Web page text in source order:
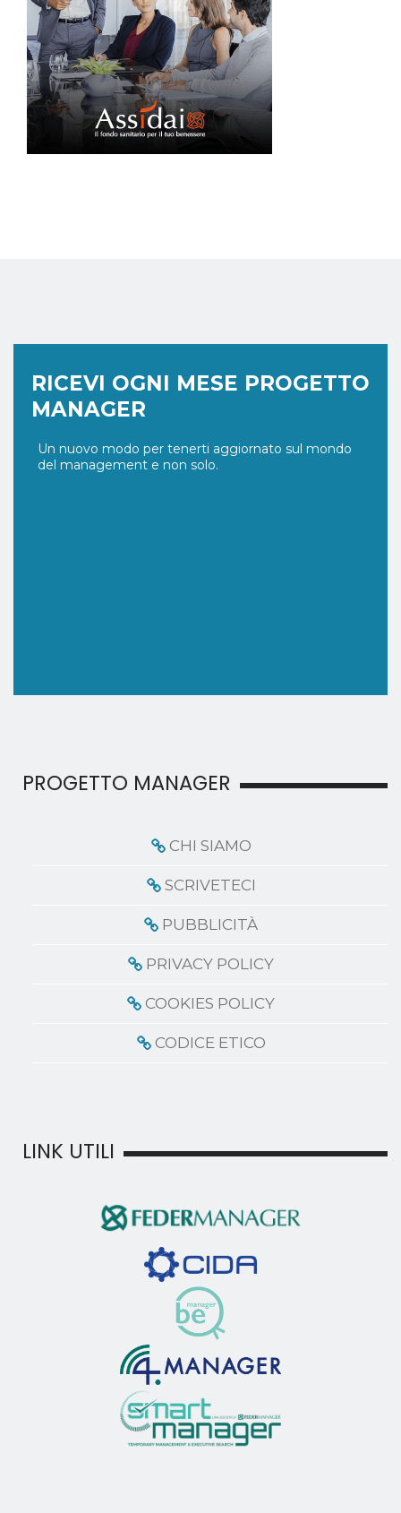
RICEVI OGNI MESE PROGETTO
MANAGER
Un nuovo modo per tenerti aggiornato sul mondo
del management e non solo.
PROGETTO MANAGER
CHI SIAMO
SCRIVETECI
PUBBLICITÀ
PRIVACY POLICY
COOKIES POLICY
CODICE ETICO
LINK UTILI